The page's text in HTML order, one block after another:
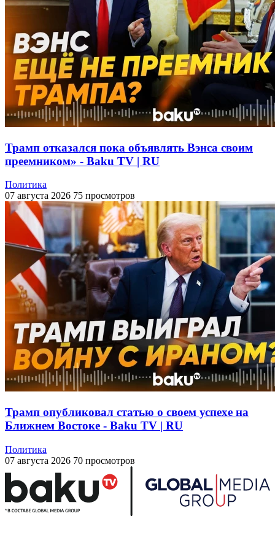
Трамп отказался пока объявлять Вэнса своим
преемником» - Baku TV | RU
Политика
07 августа 2026 75 просмотров
Трамп опубликовал статью о своем успехе на
Ближнем Востоке - Baku TV | RU
Политика
07 августа 2026 70 просмотров